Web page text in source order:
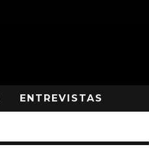
ENTREVISTAS